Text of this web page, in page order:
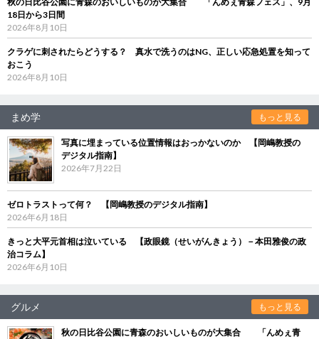
18日から3日間
2026年8月10日
クラゲに刺されたらどうする？ 真水で洗うのはNG、正しい応急処置を知って
おこう
2026年8月10日
まめ学 もっと見る
写真に埋まっている位置情報はおっかないのか 【岡嶋教授の
デジタル指南】
2026年7月22日
ゼロトラストって何？ 【岡嶋教授のデジタル指南】
2026年6月18日
きっと大平元首相は泣いている 【政眼鏡（せいがんきょう）－本田雅俊の政
治コラム】
2026年6月10日
グルメ もっと見る
秋の日比谷公園に青森のおいしいものが大集合 「んめぇ青